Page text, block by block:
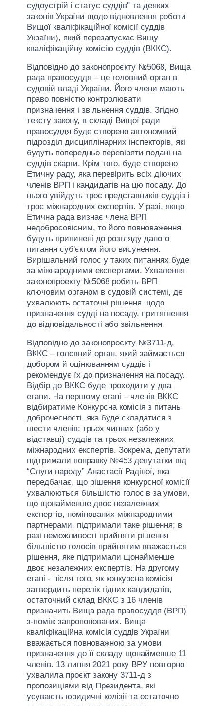
судоустрій і статус суддів" та деяких
законів України щодо відновлення роботи
Вищої кваліфікаційної комісії суддів
України), який перезапускає Вищу
кваліфікаційну комісію суддів (ВККС).
Відповідно до законопроєкту №5068, Вища
рада правосуддя – це головний орган в
судовій владі України. Його члени мають
право повністю контролювати
призначення і звільнення суддів. Згідно
тексту закону, в складі Вищої ради
правосуддя буде створено автономний
підрозділ дисциплінарних інспекторів, які
будуть попередньо перевіряти подані на
суддів скарги. Крім того, буде створено
Етичну раду, яка перевірить всіх діючих
членів ВРП і кандидатів на цю посаду. До
нього увійдуть троє представників суддів і
троє міжнародних експертів. У разі, якщо
Етична рада визнає члена ВРП
недобросовісним, то його повноваження
будуть припинені до розгляду даного
питання суб'єктом його висунення.
Вирішальний голос у таких питаннях буде
за міжнародними експертами. Ухвалення
законопроекту №5068 робить ВРП
ключовим органом в судовій системі, де
ухвалюють остаточні рішення щодо
призначення судді на посаду, притягнення
до відповідальності або звільнення.
Відповідно до законопроєкту №3711-д,
ВККС – головний орган, який займається
добором й оцінюванням суддів і
рекомендує їх до призначення на посаду.
Відбір до ВККС буде проходити у два
етапи. На першому етапі – членів ВККС
відбиратиме Конкурсна комісія з питань
доброчесності, яка буде складатися з
шести членів: трьох чинних (або у
відставці) суддів та трьох незалежних
міжнародних експертів. Зокрема, депутати
підтримали поправку №453 депутатки від
“Слуги народу” Анастасії Радіної, яка
передбачає, що рішення конкурсної комісії
ухвалюються більшістю голосів за умови,
що щонайменше двоє незалежних
експертів, номінованих міжнародними
партнерами, підтримали таке рішення; в
разі неможливості прийняти рішення
більшістю голосів прийнятим вважається
рішення, яке підтримали щонайменше
двоє незалежних експертів. На другому
етапі - після того, як конкурсна комісія
затвердить перелік гідних кандидатів,
остаточний склад ВККС з 16 членів
призначить Вища рада правосуддя (ВРП)
з-поміж запропонованих. Вища
кваліфікаційна комісія суддів України
вважається повноважною за умови
призначення до її складу щонайменше 11
членів. 13 липня 2021 року ВРУ повторно
ухвалила проєкт закону 3711-д з
пропозиціями від Президента, які
усувають юридичні колізії та остаточно